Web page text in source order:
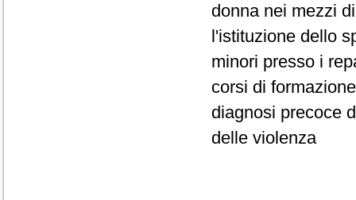
donna nei mezzi
l'istituzione dello
minori presso i
corsi di
diagnosi precoce
delle violenza